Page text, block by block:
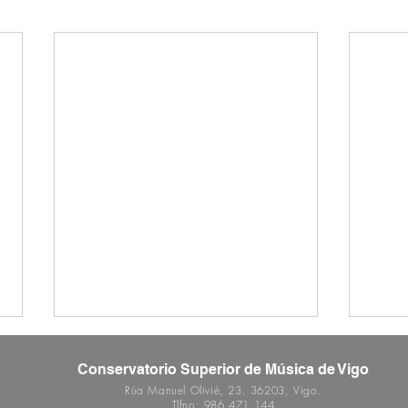
Conservatorio Superior de Música de Vigo
Rúa Manuel Olivié, 23. 36203, Vigo.